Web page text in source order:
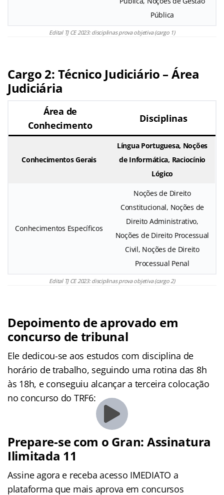
Pública
Edital TJ CE 2023: disciplinas prova objetiva (cargo 1)
Cargo 2: Técnico Judiciário – Área
Judiciária
Área de
Conhecimento
Disciplinas
Conhecimentos Gerais
Língua Portuguesa, Noções
de Informática, Raciocínio
Lógico
Conhecimentos Específicos
Noções de Direito
Constitucional, Noções de
Direito Administrativo,
Noções de Direito Processual
Civil, Noções de Direito
Processual Penal
Edital TJ CE 2023: disciplinas prova objetiva (cargo 2)
Depoimento de aprovado em
concurso de tribunal
Ele dedicou-se aos estudos com disciplina de
horário de trabalho, seguindo uma rotina das 8h
às 18h, e conseguiu alcançar a terceira colocação
no concurso do TRF6:
Prepare-se com o Gran: Assinatura
Ilimitada 11
Assine agora e receba acesso IMEDIATO a
plataforma que mais aprova em concursos